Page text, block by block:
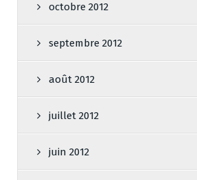
octobre 2012
septembre 2012
août 2012
juillet 2012
juin 2012